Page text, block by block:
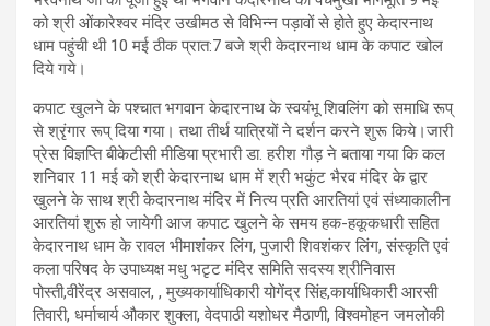
को श्री ओंकारेश्वर मंदिर उखीमठ से विभिन्न पड़ावों से होते हुए केदारनाथ
धाम पहुंची थी 10 मई ठीक प्रात:7 बजे श्री केदारनाथ धाम के कपाट खोल
दिये गये।
कपाट खुलने के पश्चात भगवान केदारनाथ के स्वयंभू शिवलिंग को समाधि रूप्
से श्रृंगार रूप् दिया गया। तथा तीर्थ यात्रियों ने दर्शन करने शुरू किये।जारी
प्रेस विज्ञप्ति बीकेटीसी मीडिया प्रभारी डा. हरीश गौड़ ने बताया गया कि कल
शनिवार 11 मई को श्री केदारनाथ धाम में श्री भकुंट भैरव मंदिर के द्वार
खुलने के साथ श्री केदारनाथ मंदिर में नित्य प्रति आरतियां एवं संध्याकालीन
आरतियां शुरू हो जायेगी आज कपाट खुलने के समय हक-हकूकधारी सहित
केदारनाथ धाम के रावल भीमाशंकर लिंग, पुजारी शिवशंकर लिंग, संस्कृति एवं
कला परिषद के उपाध्यक्ष मधु भटृट मंदिर समिति सदस्य श्रीनिवास
पोस्ती,वीरेंद्र असवाल, , मुख्यकार्याधिकारी योगेंद्र सिंह,कार्याधिकारी आरसी
तिवारी, धर्माचार्य औकार शुक्ला, वेदपाठी यशोधर मैठाणी, विश्वमोहन जमलोकी